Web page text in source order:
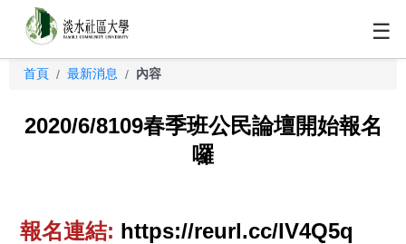
☰
首頁 / 最新消息 / 內容
2020/6/8109春季班公民論壇開始報名
囉
報名連結: https://reurl.cc/lV4Q5q